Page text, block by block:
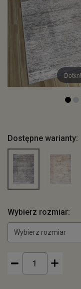
Dostępne warianty:
Wybierz rozmiar:
Wybierz rozmiar